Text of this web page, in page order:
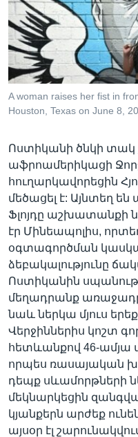
Լեզուներ
A woman raises her fist in
Houston, Texas on June 8,
Ոստիկանի ծնկի տակ
աֆրոամերիկացի Ջորջ
հուղարկավորեցին
մեծացել է: Այնտեղ
Ֆլոյդը
էր Մինեապոլիս,
օգտագործման
ձեբակալությունը
Ոստիկանին
մեղադրանք
նաև ներկա մյուս
Վերջիններիս կոշտ
հետևանքով 46-ամյա
որպես ռասայական
դեպք սևամորթների
մեկնարկեցին
կյանքերն արժեք
այսօր էլ